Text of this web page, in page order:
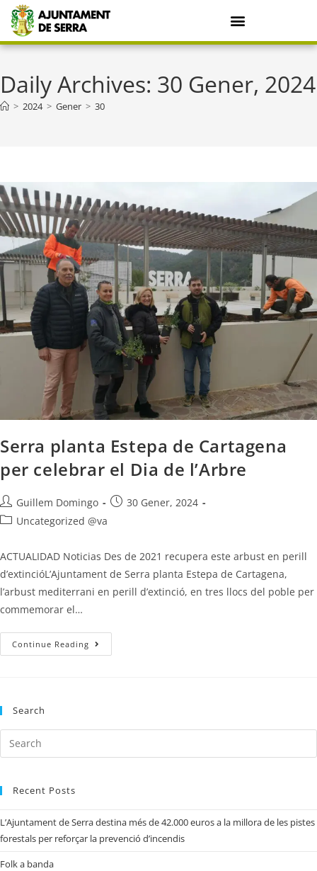
Daily Archives: 30 Gener, 2024
> 2024 > Gener > 30
Serra planta Estepa de Cartagena
per celebrar el Dia de l’Arbre
Guillem Domingo
30 Gener, 2024
Uncategorized @va
ACTUALIDAD Noticias Des de 2021 recupera este arbust en perill
d’extincióL’Ajuntament de Serra planta Estepa de Cartagena,
l’arbust mediterrani en perill d’extinció, en tres llocs del poble per
commemorar el…
Continue Reading
Search
Recent Posts
L’Ajuntament de Serra destina més de 42.000 euros a la millora de les pistes
forestals per reforçar la prevenció d’incendis
Folk a banda